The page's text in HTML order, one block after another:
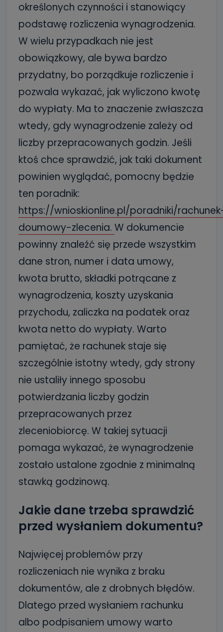
określonych czynności i stanowiący
podstawę rozliczenia wynagrodzenia.
W wielu przypadkach nie jest
obowiązkowy, ale bywa bardzo
przydatny, bo porządkuje rozliczenie i
pozwala wykazać, jak wyliczono kwotę
do wypłaty. Ma to znaczenie zwłaszcza
wtedy, gdy wynagrodzenie zależy od
liczby przepracowanych godzin. Jeśli
ktoś chce sprawdzić, jak taki dokument
powinien wyglądać, pomocny będzie
ten poradnik:
https://wnioskionline.pl/poradniki/
doumowy-zlecenia. W dokumencie
powinny znaleźć się przede wszystkim
dane stron, numer i data umowy,
kwota brutto, składki potrącane z
wynagrodzenia, koszty uzyskania
przychodu, zaliczka na podatek oraz
kwota netto do wypłaty. Warto
pamiętać, że rachunek staje się
szczególnie istotny wtedy, gdy strony
nie ustaliły innego sposobu
potwierdzania liczby godzin
przepracowanych przez
zleceniobiorcę. W takiej sytuacji
pomaga wykazać, że wynagrodzenie
zostało ustalone zgodnie z minimalną
stawką godzinową.
Jakie dane trzeba sprawdzić
przed wysłaniem dokumentu?
Najwięcej problemów przy
rozliczeniach nie wynika z braku
dokumentów, ale z drobnych błędów.
Dlatego przed wysłaniem rachunku
albo podpisaniem umowy warto